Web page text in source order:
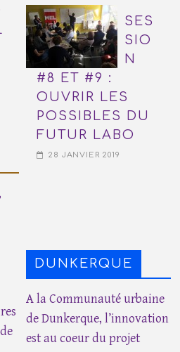
SES
SIO
N
#8 ET #9 :
OUVRIR LES
POSSIBLES DU
FUTUR LABO
28 JANVIER 2019
DUNKERQUE
A la Communauté urbaine
de Dunkerque, l’innovation
est au coeur du projet